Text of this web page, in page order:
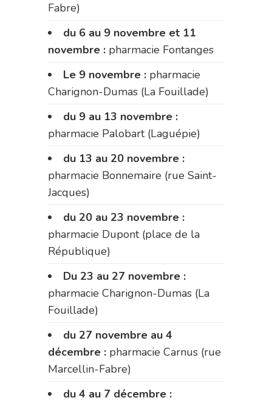
Fabre)
du 6 au 9 novembre et 11
novembre : pharmacie Fontanges
Le 9 novembre : pharmacie
Charignon-Dumas (La Fouillade)
du 9 au 13 novembre :
pharmacie Palobart (Laguépie)
du 13 au 20 novembre :
pharmacie Bonnemaire (rue Saint-
Jacques)
du 20 au 23 novembre :
pharmacie Dupont (place de la
République)
Du 23 au 27 novembre :
pharmacie Charignon-Dumas (La
Fouillade)
du 27 novembre au 4
décembre : pharmacie Carnus (rue
Marcellin-Fabre)
du 4 au 7 décembre :